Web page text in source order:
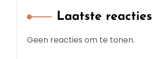
Laatste reacties
Geen reacties om te tonen.